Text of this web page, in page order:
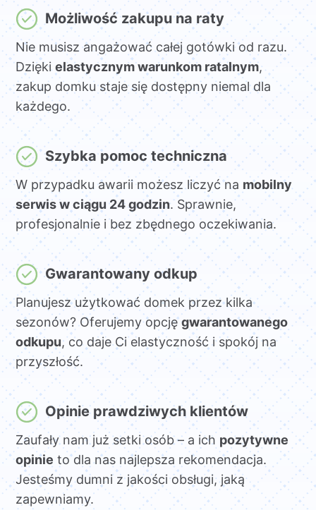
Możliwość zakupu na raty
Nie musisz angażować całej gotówki od razu.
Dziękielastycznym warunkom ratalnym,
zakup domku staje się dostępny niemal dla
każdego.
Szybka pomoc techniczna
W przypadku awarii możesz liczyć na mobilny
serwis w ciągu 24 godzin. Sprawnie,
profesjonalnie i bez zbędnego oczekiwania.
Gwarantowany odkup
Planujesz użytkować domek przez kilka
sezonów? Oferujemy opcjęgwarantowanego
odkupu, co daje Ci elastyczność i spokój na
przyszłość.
Opinie prawdziwych klientów
Zaufały nam już setki osób – a ich pozytywne
opinie to dla nas najlepsza rekomendacja.
Jesteśmy dumni z jakości obsługi, jaką
zapewniamy.